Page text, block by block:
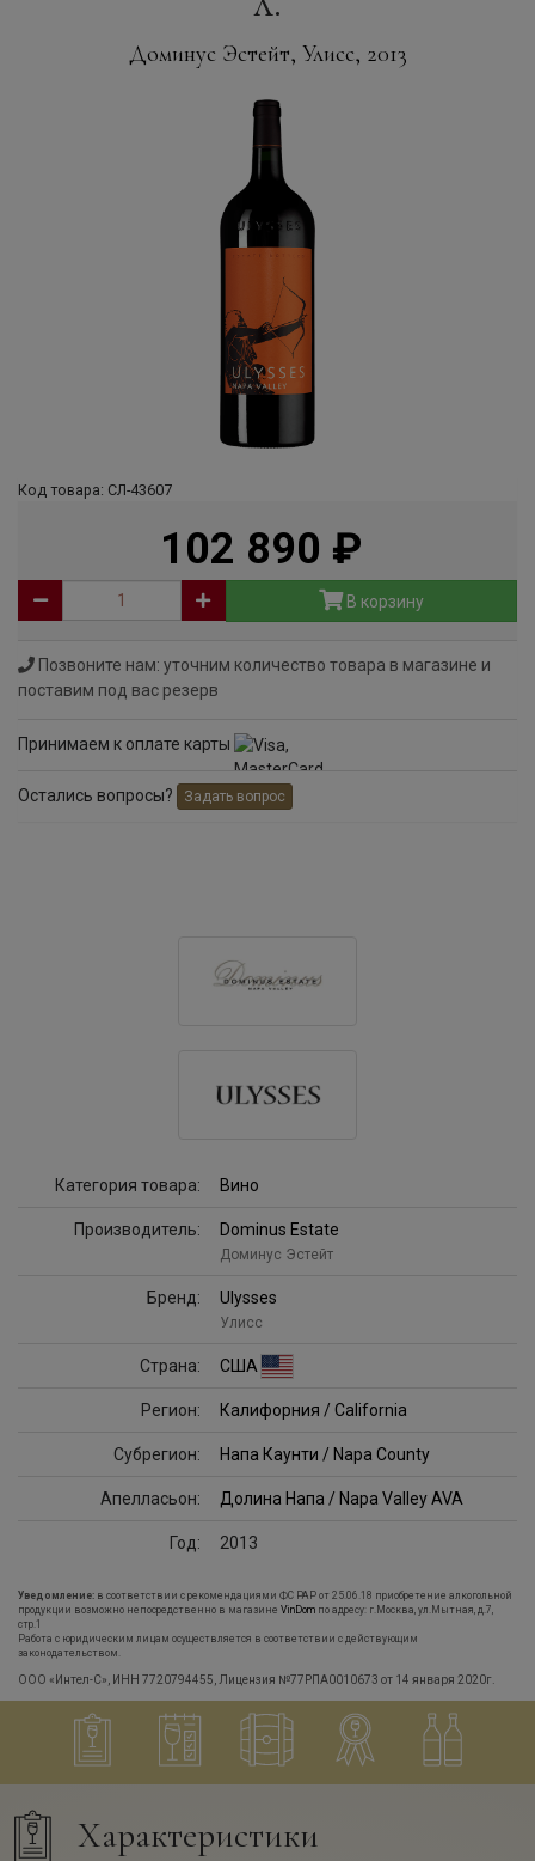
Доминус Эстейт, Улисс, 2013
Код товара: СЛ-43607
102 890
В корзину
Позвоните нам: уточним количество товара в магазине и
поставим под вас резерв
Принимаем к оплате карты
Остались вопросы? Задать вопрос
Категория товара: Вино
Производитель: Dominus Estate
Доминус Эстейт
Бренд: Ulysses
Улисс
Страна: США
Регион: Калифорния / California
Субрегион: Напа Каунти / Napa County
Апелласьон: Долина Напа / Napa Valley AVA
Год: 2013
Уведомление: в соответствии с рекомендациями ФС РАР от 25.06.18 приобретение алкогольной
продукции возможно непосредственно в магазине VinDom по адресу: г.Москва, ул.Мытная, д.7,
стр.1
Работа с юридическим лицам осуществляется в соответствии с действующим
законодательством.
ООО «Интел-С», ИНН 7720794455, Лицензия №77РПА0010673 от 14 января 2020г.
Характеристики